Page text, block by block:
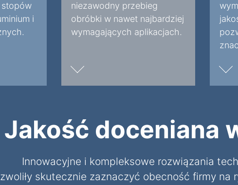
i
niezawodny przebieg
obróbki w nawet najbardziej
wymagających aplikacjach.
Jakość doceniana
Innowacyjne i kompleksowe rozwiązania
skutecznie zaznaczyć obecność firmy na